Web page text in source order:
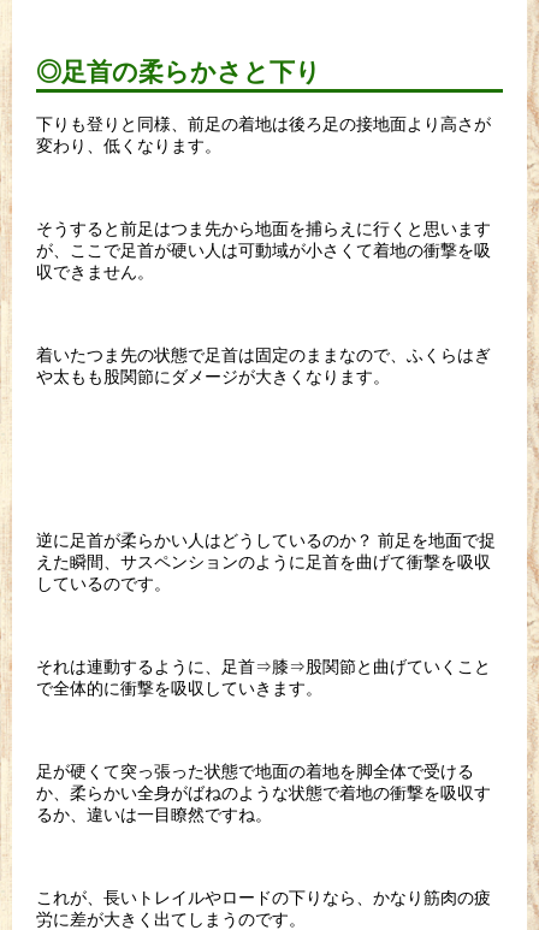
◎足首の柔らかさと下り
下りも登りと同様、前足の着地は後ろ足の接地面より高さが
変わり、低くなります。
そうすると前足はつま先から地面を捕らえに行くと思います
が、ここで足首が硬い人は可動域が小さくて着地の衝撃を吸
収できません。
着いたつま先の状態で足首は固定のままなので、ふくらはぎ
や太もも股関節にダメージが大きくなります。
逆に足首が柔らかい人はどうしているのか？ 前足を地面で捉
えた瞬間、サスペンションのように足首を曲げて衝撃を吸収
しているのです。
それは連動するように、足首⇒膝⇒股関節と曲げていくこと
で全体的に衝撃を吸収していきます。
足が硬くて突っ張った状態で地面の着地を脚全体で受ける
か、柔らかい全身がばねのような状態で着地の衝撃を吸収す
るか、違いは一目瞭然ですね。
これが、長いトレイルやロードの下りなら、かなり筋肉の疲
労に差が大きく出てしまうのです。